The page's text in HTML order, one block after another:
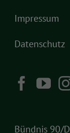
Impressum
Datenschutz
Bündnis 90/